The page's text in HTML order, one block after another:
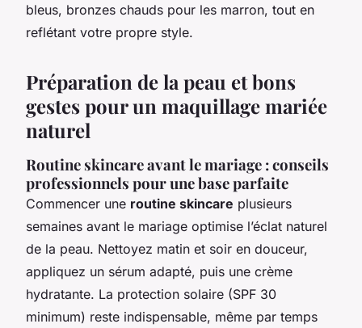
bleus, bronzes chauds pour les marron, tout en
reflétant votre propre style.
Préparation de la peau et bons
gestes pour un maquillage mariée
naturel
Routine skincare avant le mariage : conseils
professionnels pour une base parfaite
Commencer une routine skincare plusieurs
semaines avant le mariage optimise l’éclat naturel
de la peau. Nettoyez matin et soir en douceur,
appliquez un sérum adapté, puis une crème
hydratante. La protection solaire (SPF 30
minimum) reste indispensable, même par temps